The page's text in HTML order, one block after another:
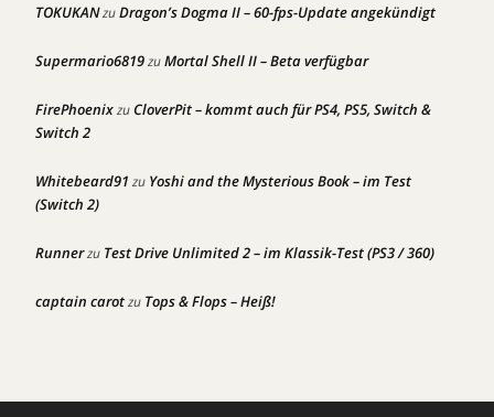
TOKUKANzuDragon’s Dogma II – 60-fps-Update angekündigt
Supermario6819zuMortal Shell II – Beta verfügbar
FirePhoenixzuCloverPit – kommt auch für PS4, PS5, Switch &
Switch 2
Whitebeard91 zu Yoshi and the Mysterious Book – im Test
(Switch 2)
Runnerzu Test Drive Unlimited 2 – im Klassik-Test (PS3 / 360)
captain carotzu Tops & Flops – Heiß!